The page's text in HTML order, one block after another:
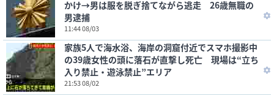
かけ→男は服を脱ぎ捨てながら逃走 26歳無職の
男逮捕
11:44 08/03
家族5人で海水浴、海岸の洞窟付近でスマホ撮影中
の39歳女性の頭に落石が直撃し死亡 現場は“立ち
入り禁止・遊泳禁止”エリア
21:53 08/02